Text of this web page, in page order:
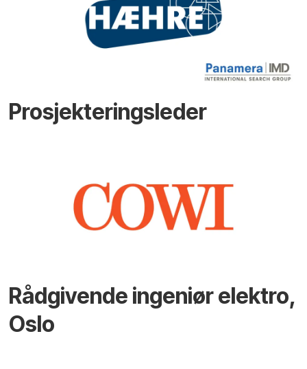
Prosjekteringsleder
Rådgivende ingeniør elektro,
Oslo